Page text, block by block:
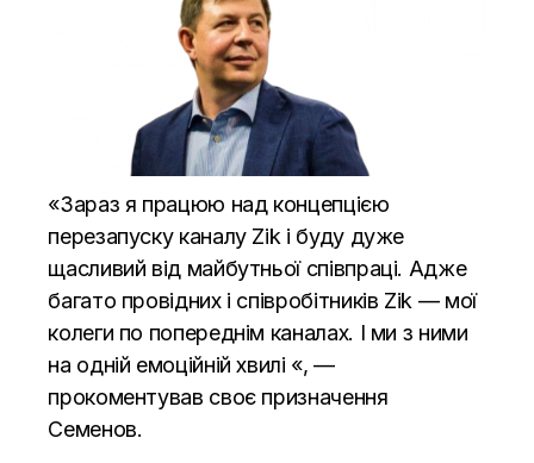
«Зараз я працюю над концепцією
перезапуску каналу Zik і буду дуже
щасливий від майбутньої співпраці. Адже
багато провідних і співробітників Zik — мої
колеги по попереднім каналах. І ми з ними
на одній емоційній хвилі «, —
прокоментував своє призначення
Семенов.